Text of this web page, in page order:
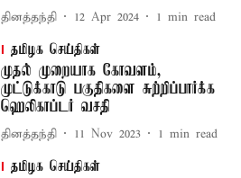
தினத்தந்தி 12 Apr 2024 1 min read
தமிழக செய்திகள்
முதல் முறையாக கோவளம்,
முட்டுக்காடு பகுதிகளை சுற்றிப்பார்க்க
ஹெலிகாப்டர் வசதி
தினத்தந்தி 11 Nov 2023 1 min read
தமிழக செய்திகள்